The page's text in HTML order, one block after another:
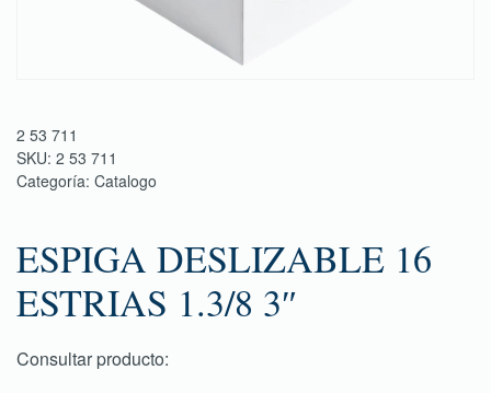
2 53 711
SKU: 2 53 711
Categoría: Catalogo
ESPIGA DESLIZABLE 16
ESTRIAS 1.3/8 3″
Consultar producto: